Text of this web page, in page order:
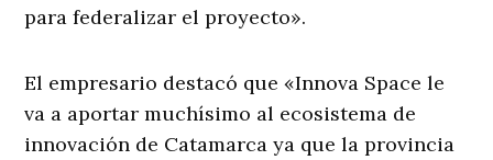
para federalizar el proyecto».
El empresario destacó que «Innova Space le
va a aportar muchísimo al ecosistema de
innovación de Catamarca ya que la provincia